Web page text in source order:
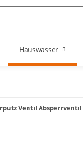
Hauswasser
Ventil